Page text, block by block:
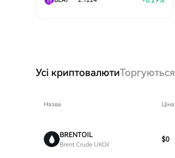
Усі криптовалютиТоргуються
Назва Ціна
BRENTOIL
Brent Crude UKOil
$0